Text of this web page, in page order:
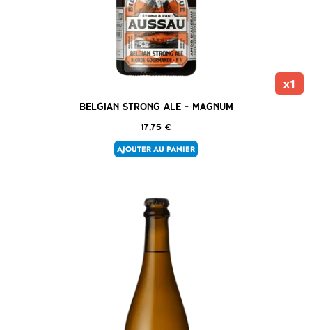
x1
Belgian Strong Ale – Magnum
17,75 €
AJOUTER AU PANIER